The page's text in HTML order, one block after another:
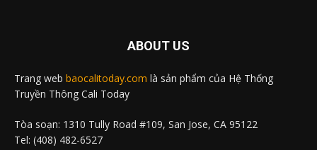
ABOUT US
Trang web baocalitoday.com là sản phẩm của Hệ Thống
Truyền Thông Cali Today
Tòa soạn: 1310 Tully Road #109, San Jose, CA 95122
Tel: (408) 482-6527